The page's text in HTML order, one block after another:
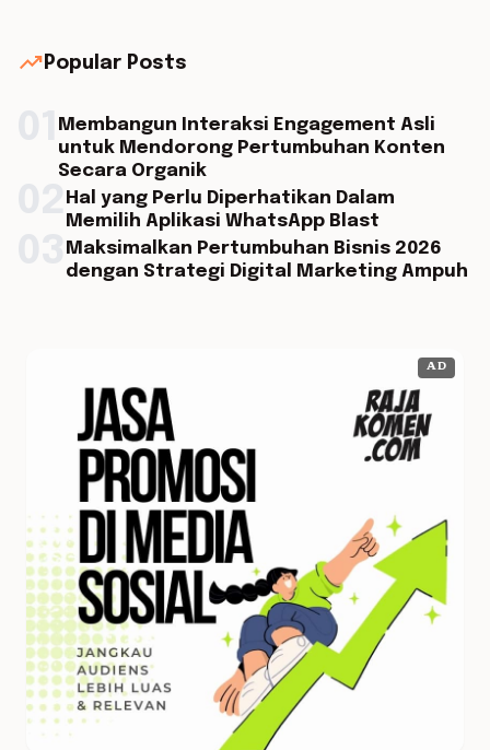
trending_up Popular Posts
Membangun Interaksi Engagement Asli
untuk Mendorong Pertumbuhan Konten
Secara Organik
Hal yang Perlu Diperhatikan Dalam
Memilih Aplikasi WhatsApp Blast
Maksimalkan Pertumbuhan Bisnis 2026
dengan Strategi Digital Marketing Ampuh
AD